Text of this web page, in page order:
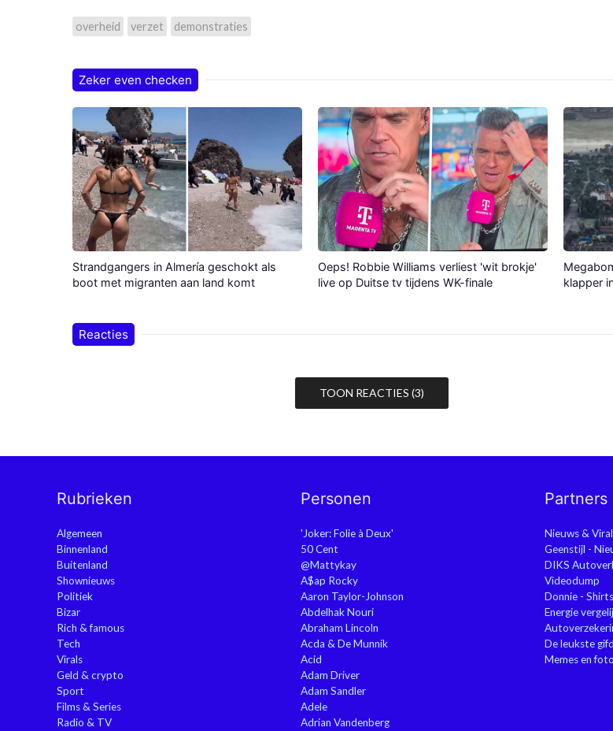
overheid verzet demonstraties
Zeker even checken
Strandgangers in Almería geschokt als
boot met migranten aan land komt
Oeps! Robbie Williams verliest 'wit brokje'
live op Duitse tv tijdens WK-finale
klapper
Reacties
TOON REACTIES (3)
Rubrieken
Algemeen
Binnenland
Buitenland
Shownieuws
Politiek
Bizar
Rich & famous
Tech
Virals
Geld & crypto
Sport
Films & Series
Radio & TV
Personen
'Joker: Folie à Deux'
50 Cent
@Mattykay
A$ap Rocky
Aaron Taylor-Johnson
Abdelhak Nouri
Abraham Lincoln
Acda & De Munnik
Acid
Adam Driver
Adam Sandler
Adele
Adrian Vandenberg
Partners
Nieuws &
Geenstijl -
DIKS
Videodump
Donnie -
Energie
De leukste
Memes en